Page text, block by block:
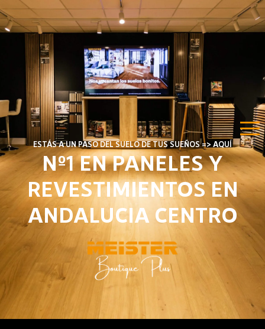
ESTÁS A UN PASO DEL SUELO DE TUS SUEÑOS => AQUÍ
Nº1 EN PANELES Y
REVESTIMIENTOS EN
ANDALUCIA CENTRO